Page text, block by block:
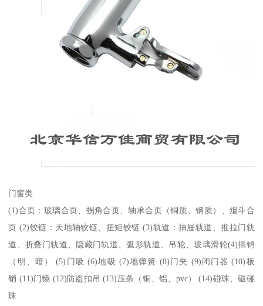
门窗类
(1)合页：玻璃合页、拐角合页、轴承合页（铜质、钢质）、烟斗合
页 (2)铰链：天地轴铰链、扭矩铰链 (3)轨道：抽屉轨道、推拉门轨
道、折叠门轨道、隐藏门轨道、弧形轨道、吊轮、玻璃滑轮(4)插销
（明、暗） (5)门吸 (6)地吸 (7)地弹簧 (8)门夹 (9)闭门器 (10)板
销 (11)门镜 (12)防盗扣吊 (13)压条（铜、铝、pvc） (14)碰珠、磁碰
珠